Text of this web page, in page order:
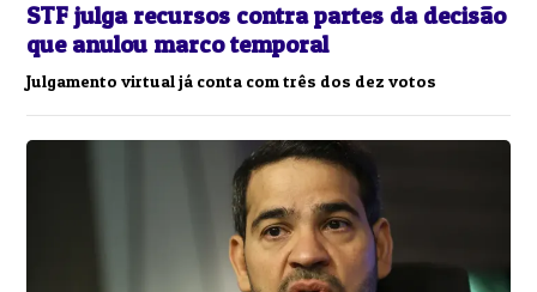
STF julga recursos contra partes da decisão
que anulou marco temporal
Julgamento virtual já conta com três dos dez votos